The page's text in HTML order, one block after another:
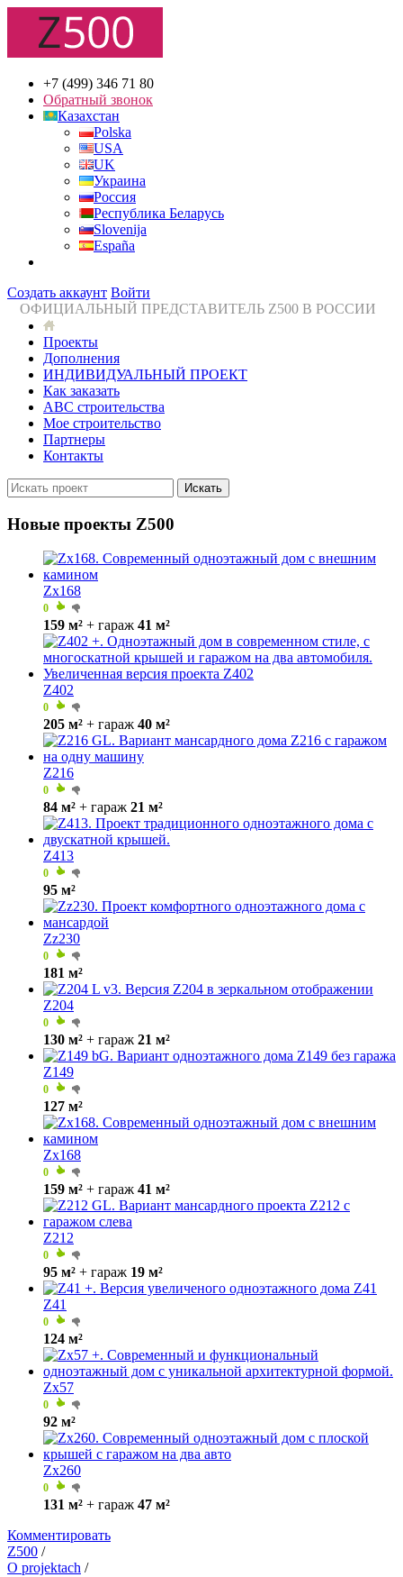
+7 (499) 346 71 80
Обратный звонок
Казахстан
Polska
USA
UK
Украина
Россия
Республика Беларусь
Slovenija
España
Создать аккаунт Войти
ОФИЦИАЛЬНЫЙ ПРЕДСТАВИТЕЛЬ Z500 В РОССИИ
Проекты
Дополнения
ИНДИВИДУАЛЬНЫЙ ПРОЕКТ
Как заказать
ABC строительства
Мое строительство
Партнеры
Контакты
Искать
Новые проекты Z500
Zx168
0
159 м² + гараж 41 м²
Z402
0
205 м² + гараж 40 м²
Z216
0
84 м² + гараж 21 м²
Z413
0
95 м²
Zz230
0
181 м²
Z204
0
130 м² + гараж 21 м²
Z149
0
127 м²
Zx168
0
159 м² + гараж 41 м²
Z212
0
95 м² + гараж 19 м²
Z41
0
124 м²
Zx57
0
92 м²
Zx260
0
131 м² + гараж 47 м²
Комментировать
Z500 /
O projektach /